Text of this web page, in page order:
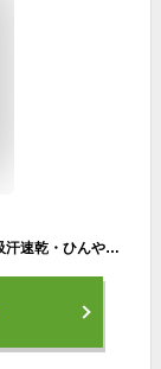
[MOWO] 日除け帽子 帽子 レディース 【UPF50+・吸汗速乾・ひんやり肌触り】 日焼け防止 UVカット帽子 小顔効果 つば広 サイズ調節 あご紐 ワイヤー入り コットン素材 折りたたみ 散歩 旅行 通勤 春夏 ハット (レンガ色)